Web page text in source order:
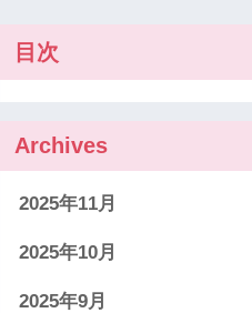
目次
Archives
2025年11月
2025年10月
2025年9月